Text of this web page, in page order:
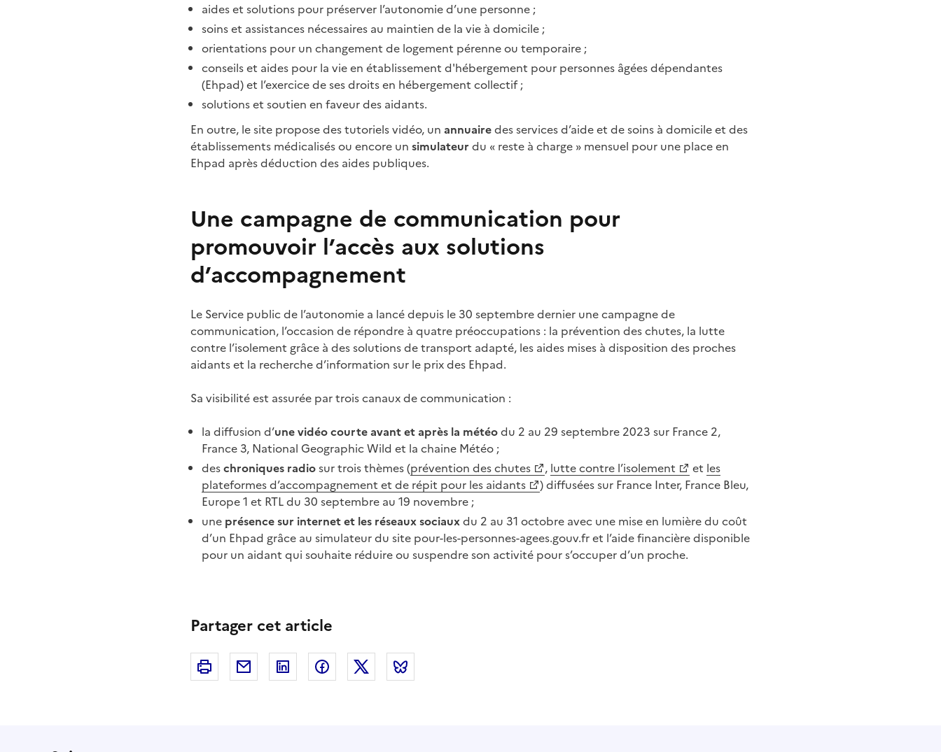
aides et solutions pour préserver l’autonomie d’une personne ;
soins et assistances nécessaires au maintien de la vie à domicile ;
orientations pour un changement de logement pérenne ou temporaire ;
conseils et aides pour la vie en établissement d'hébergement pour personnes âgées dépendantes
(Ehpad) et l’exercice de ses droits en hébergement collectif ;
solutions et soutien en faveur des aidants.
En outre, le site propose des tutoriels vidéo, un annuairedes services d’aide et de soins à domicile et des
établissements médicalisés ou encore un simulateur du « reste à charge » mensuel pour une place en
Ehpad après déduction des aides publiques.
Une campagne de communication pour
promouvoir l’accès aux solutions
d’accompagnement
Le Service public de l’autonomie a lancé depuis le 30 septembre dernier une campagne de
communication, l’occasion de répondre à quatre préoccupations : la prévention des chutes, la lutte
contre l’isolement grâce à des solutions de transport adapté, les aides mises à disposition des proches
aidants et la recherche d’information sur le prix des Ehpad.
Sa visibilité est assurée par trois canaux de communication :
la diffusion d’une vidéo courte avant et après la météodu 2 au 29 septembre 2023 sur France 2,
France 3, National Geographic Wild et la chaine Météo ;
deschroniques radiosur trois thèmes (prévention des chutes , lutte contre l’isolement et les
plateformes d’accompagnement et de répit pour les aidants
) diffusées sur France Inter, France Bleu,
Europe1 et RTL du 30 septembre au 19 novembre ;
une présence sur internet et les réseaux sociauxdu 2 au 31 octobre avec une mise en lumière du coût
d’un Ehpad grâce au simulateur du site pour-les-personnes-agees.gouv.fr et l’aide financière disponible
pour un aidant qui souhaite réduire ou suspendre son activité pour s’occuper d’un proche.
Partager cet article
Imprimer Courriel Linkedin FacebookTwitter